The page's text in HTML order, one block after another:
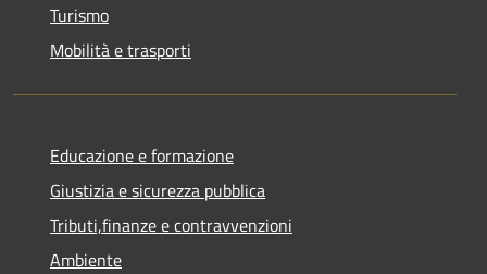
Turismo
Mobilità e trasporti
Educazione e formazione
Giustizia e sicurezza pubblica
Tributi,finanze e contravvenzioni
Ambiente